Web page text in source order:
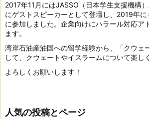
2017年11月にはJASSO（日本学生支援機構
にゲストスピーカーとして登壇し、2019年
に参加しました。企業向けにハラール対応ア
ます。
湾岸石油産油国への留学経験から、「クウェ
して、クウェートやイスラームについて楽し
よろしくお願いします！
人気の投稿とページ